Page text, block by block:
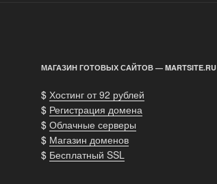
МАГАЗИН ГОТОВЫХ САЙТОВ — MARTSITE.RU
$ Хостинг от 92 рублей
$ Регистрация домена
$ Облачные серверы
$ Магазин доменов
$ Бесплатный SSL